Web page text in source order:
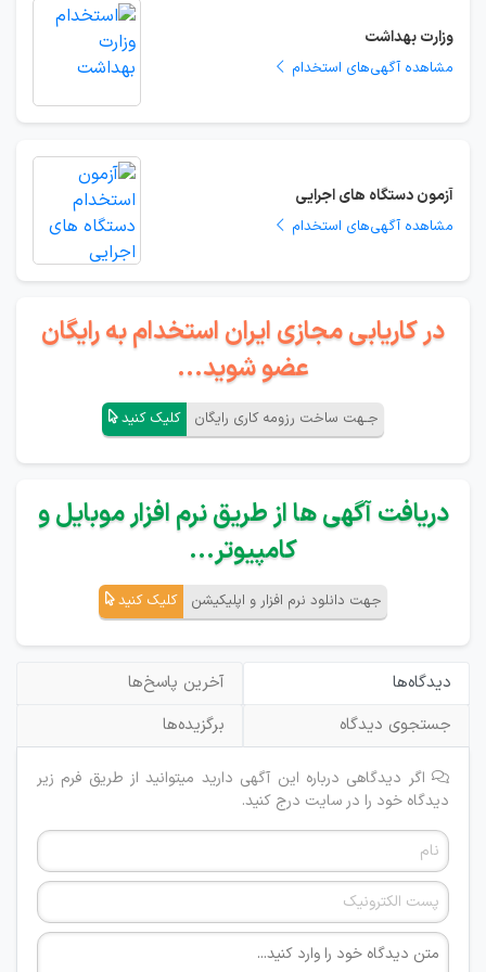
وزارت بهداشت
مشاهده آگهی‌های استخدام
آزمون دستگاه های اجرایی
مشاهده آگهی‌های استخدام
در کاریابی مجازی ایران استخدام به رایگان
عضو شوید...
جـهت ساخت رزومه کاری رایگان کلیک کنید
دریافت آگهی ها از طریق نرم افزار موبایل و
کامپیوتر...
جهت دانلود نرم افزار و اپلیکیشن کلیک کنید
دیدگاه‌ها
آخرین پاسخ‌ها
جستجوی دیدگاه
برگزیده‌ها
اگر دیدگاهی درباره این آگهی دارید میتوانید از طریق فرم زیر
دیدگاه خود را در سایت درج کنید.